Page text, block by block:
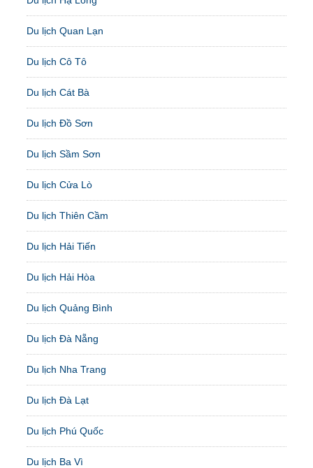
Du lịch Quan Lạn
Du lịch Cô Tô
Du lịch Cát Bà
Du lịch Đồ Sơn
Du lịch Sầm Sơn
Du lịch Cửa Lò
Du lịch Thiên Cầm
Du lịch Hải Tiến
Du lịch Hải Hòa
Du lịch Quảng Bình
Du lịch Đà Nẵng
Du lịch Nha Trang
Du lịch Đà Lạt
Du lịch Phú Quốc
Du lịch Ba Vì